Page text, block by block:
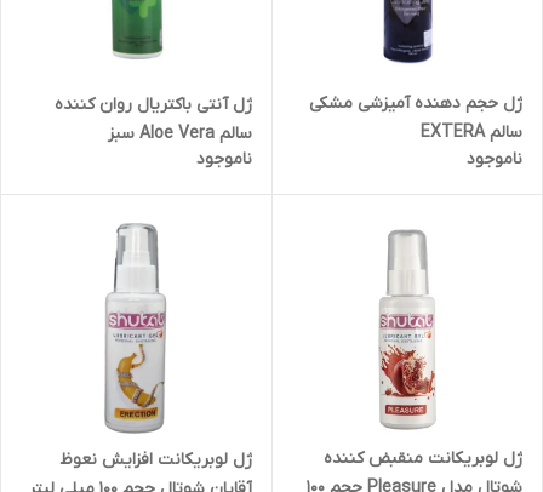
ژل حجم دهنده آمیزشی مشکی
سالم EXTERA
ناموجود
ژل آنتی باکتریال روان کننده
سالم Aloe Vera سبز
ناموجود
ژل لوبریکانت منقبض کننده
ژل لوبریکانت افزایش نعوظ